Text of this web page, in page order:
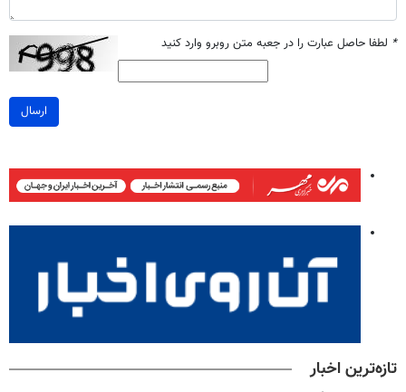
* لطفا حاصل عبارت را در جعبه متن روبرو وارد کنید
ارسال
تازه‌ترین اخبار